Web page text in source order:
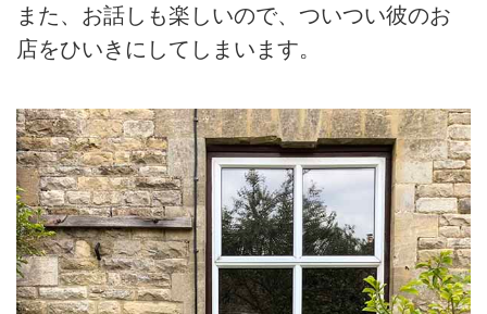
また、お話しも楽しいので、ついつい彼のお
店をひいきにしてしまいます。